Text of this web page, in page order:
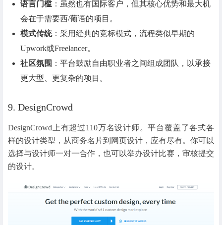
语言门槛：虽然也有国际客户，但其核心优势和最大机
会在于需要西/葡语的项目。
模式传统：采用经典的竞标模式，流程类似早期的
Upwork或Freelancer。
社区氛围 ：平台鼓励自由职业者之间组成团队，以承接
更大型、更复杂的项目。
9. DesignCrowd
DesignCrowd上有超过110万名设计师。平台覆盖了各式各
样的设计类型，从商务名片到网页设计，应有尽有。你可以
选择与设计师一对一合作，也可以举办设计比赛，审核提交
的设计。